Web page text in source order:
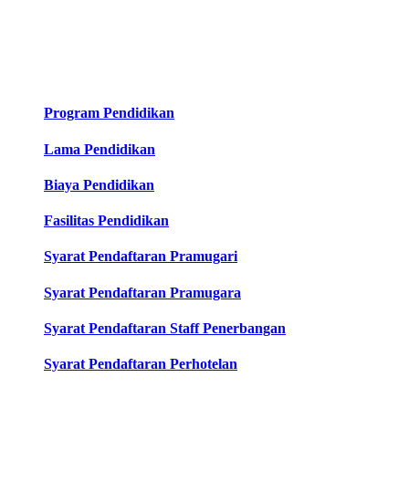
Program Pendidikan
Lama Pendidikan
Biaya Pendidikan
Fasilitas Pendidikan
Syarat Pendaftaran Pramugari
Syarat Pendaftaran Pramugara
Syarat Pendaftaran Staff Penerbangan
Syarat Pendaftaran Perhotelan